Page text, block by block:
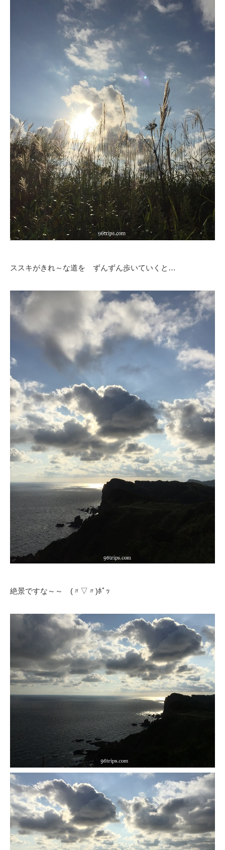
ススキがきれ～な道を ずんずん歩いていくと…
絶景ですな～～ (〃▽〃)ﾎﾟｯ